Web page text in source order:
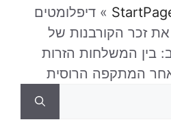
»דיפלומטים
את זכר הקורבנות של
בין המשלחות הזרות
המתקפה הרוסית